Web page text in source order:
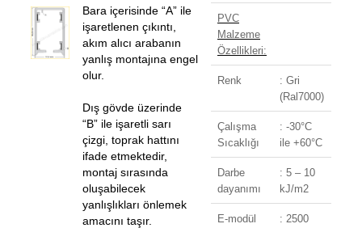
Bara içerisinde “A” ile
işaretlenen çıkıntı,
akım alıcı arabanın
yanlış montajına engel
olur.
Dış gövde üzerinde
“B” ile işaretli sarı
çizgi, toprak hattını
ifade etmektedir,
montaj sırasında
oluşabilecek
yanlışlıkları önlemek
amacını taşır.
PVC
Malzeme
Özellikleri:
Renk
: Gri
(Ral7000)
Çalışma
Sıcaklığı
: -30°C
ile +60°C
Darbe
dayanımı
: 5 – 10
kJ/m2
E-modül
: 2500